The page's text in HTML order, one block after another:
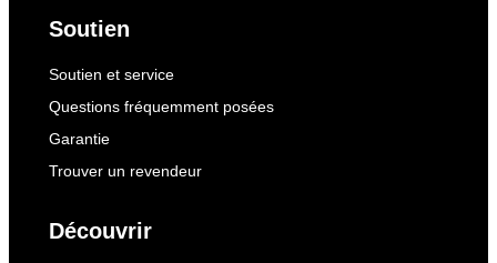
Soutien
Soutien et service
Questions fréquemment posées
Garantie
Trouver un revendeur
Découvrir